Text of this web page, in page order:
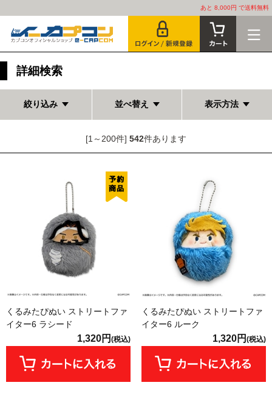
あと 8,000円 で送料無料
詳細検索
絞り込み 並べ替え 表示方法
[1～200件] 542件あります
くるみたぴぬい ストリートファ
イター6 ラシード
1,320円 (税込)
くるみたぴぬい ストリートファ
イター6 ルーク
1,320円 (税込)